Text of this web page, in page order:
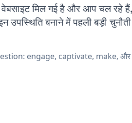
मिल गई है और आप चल रहे
बनाने में पहली बड़ी
engage, captivate, make, और